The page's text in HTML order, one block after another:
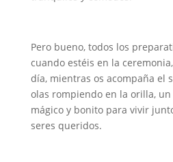
Pero bueno, todos los
cuando estéis en la
día, mientras os acompaña el
olas rompiendo en la orilla,
mágico y bonito para vivir
seres queridos.